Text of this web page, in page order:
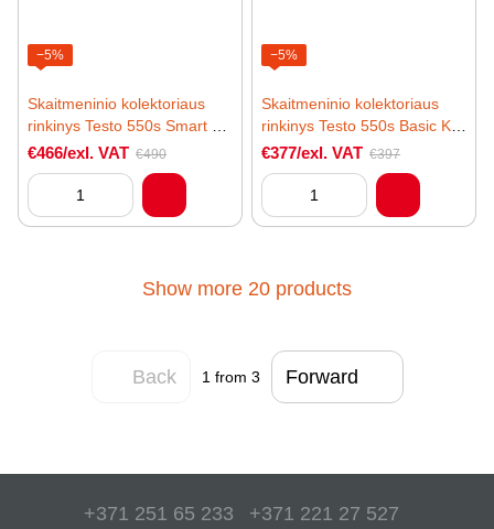
−5%
Skaitmeninio kolektoriaus
rinkinys Testo 550s Smart Kit
su belaidžiais gnybtiniais
termometrais
€466/exl. VAT €490
−5%
Skaitmeninio kolektoriaus
rinkinys Testo 550s Basic Kit
su laidiniais gnybtiniais
temperatūros zondais
€377/exl. VAT €397
Show more 20 products
Back 1 from 3 Forward
+371 251 65 233 +371 221 27 527